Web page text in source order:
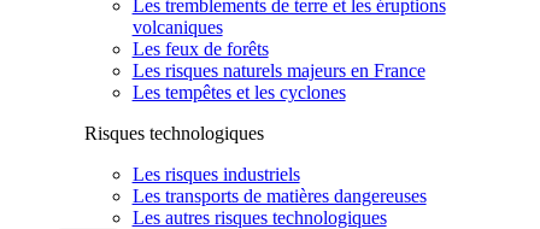
Les tremblements de terre et les éruptions
volcaniques
Les feux de forêts
Les risques naturels majeurs en France
Les tempêtes et les cyclones
Risques technologiques
Les risques industriels
Les transports de matières dangereuses
Les autres risques technologiques